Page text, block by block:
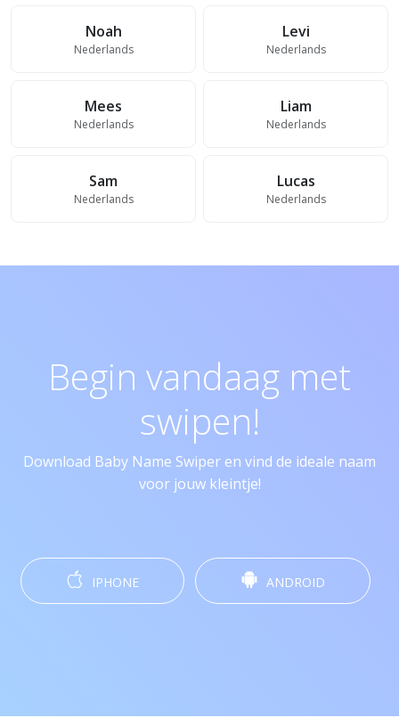
Noah
Nederlands
Levi
Nederlands
Mees
Nederlands
Liam
Nederlands
Sam
Nederlands
Lucas
Nederlands
Begin vandaag met
swipen!
Download Baby Name Swiper en vind de ideale naam
voor jouw kleintje!
IPHONE ANDROID